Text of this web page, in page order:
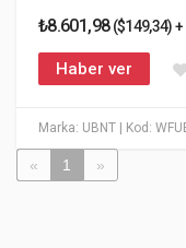
Marka: UBNT | Kod:
₺8.601,98($149,34) +
Haber ver
« 1 »